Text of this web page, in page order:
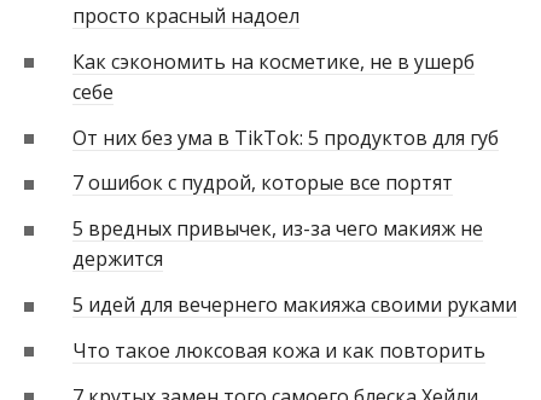
просто красный надоел
Как сэкономить на косметике, не в ушерб
себе
От них без ума в TikTok: 5 продуктов для губ
7 ошибок с пудрой, которые все портят
5 вредных привычек, из-за чего макияж не
держится
5 идей для вечернего макияжа своими руками
Что такое люксовая кожа и как повторить